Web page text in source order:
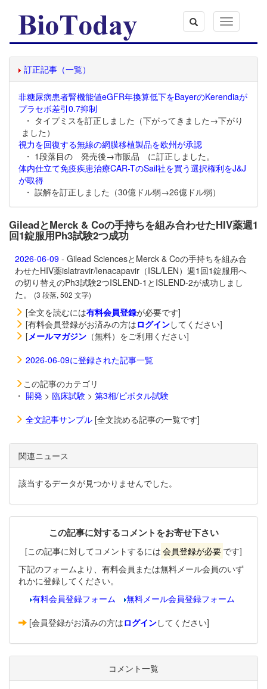
Toggle
navigation
訂正記事（一覧）
非糖尿病患者腎機能値eGFR年換算低下をBayerのKerendiaが
プラセボ差引0.7抑制
・ タイプミスを訂正しました（下がってきました→下がり
ました）
視力を回復する無線の網膜移植製品を欧州が承認
・ 1段落目の 発売後→市販品 に訂正しました。
体内仕立て免疫疾患治療CAR-TのSail社を買う選択権利をJ&J
が取得
・ 誤解を訂正しました（30億ドル弱→26億ドル弱）
GileadとMerck & Coの手持ちを組み合わせたHIV薬週1
回1錠服用Ph3試験2つ成功
2026-06-09 - Gilead SciencesとMerck & Coの手持ちを組み合
わせたHIV薬islatravir/lenacapavir（ISL/LEN）週1回1錠服用へ
の切り替えのPh3試験2つISLEND-1とISLEND-2が成功しまし
た。
(3 段落, 502 文字)
[全文を読むには有料会員登録が必要です]
[有料会員登録がお済みの方はログインしてください]
[メールマガジン （無料）をご利用ください]
2026-06-09に登録された記事一覧
この記事のカテゴリ
・ 開発 > 臨床試験 > 第3相/ピボタル試験
全文記事サンプル [全文読める記事の一覧です]
関連ニュース
該当するデータが見つかりませんでした。
この記事に対するコメントをお寄せ下さい
[この記事に対してコメントするには 会員登録が必要 です]
下記のフォームより、有料会員または無料メール会員のいず
れかに登録してください。
有料会員登録フォーム
無料メール会員登録フォーム
[会員登録がお済みの方はログインしてください]
コメント一覧